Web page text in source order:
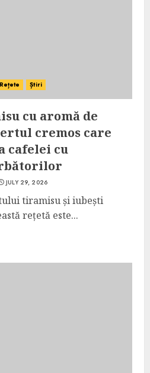
Rețete Știri
cu aromă de
cremos care
cafelei cu
JULY 29, 2026
tiramisu și iubești
rețetă este...